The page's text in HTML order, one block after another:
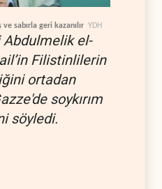
sabırla geri kazanılır YDH
el-
Filistinlilerin
ortadan
soykırım
söyledi.